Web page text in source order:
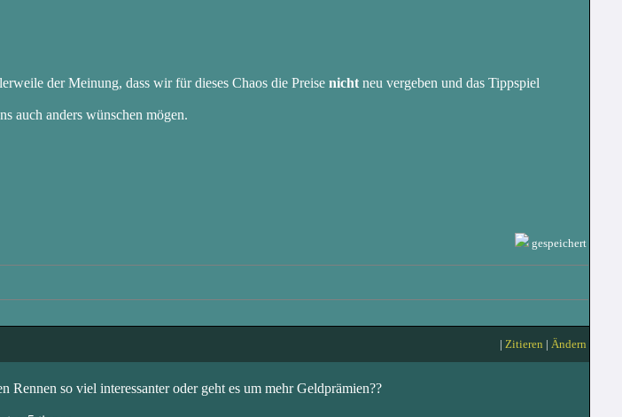
der Meinung, dass wir für dieses Chaos die Preise nicht neu vergeben und das Tippspiel
auch anders wünschen mögen.
gespeichert
| Zitieren | Ändern
Rennen so viel interessanter oder geht es um mehr Geldprämien??